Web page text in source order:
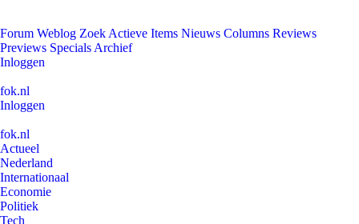
Forum Weblog Zoek Actieve Items Nieuws Columns Reviews
Previews Specials Archief
Inloggen
fok.nl
Inloggen
fok.nl
Actueel
Nederland
Internationaal
Economie
Politiek
Tech